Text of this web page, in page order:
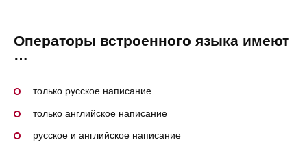
Операторы встроенного языка имеют
…
только русское написание
только английское написание
русское и английское написание